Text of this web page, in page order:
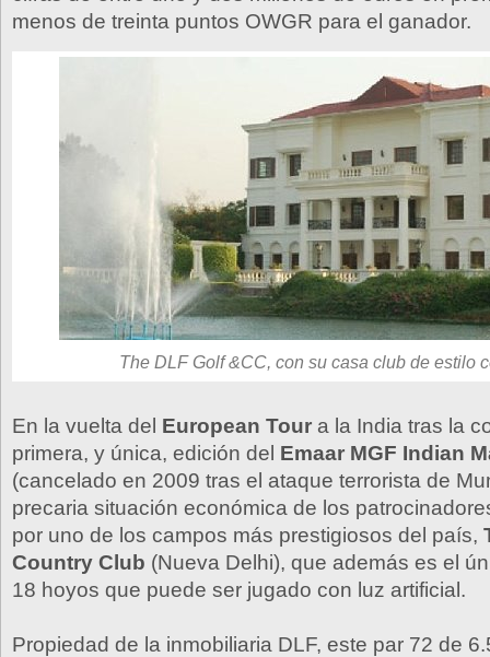
menos de treinta puntos OWGR para el ganador.
The DLF Golf &CC, con su casa club de estilo
En la vuelta del European Tour a la India tras la
primera, y única, edición del Emaar MGF Indian
(cancelado en 2009 tras el ataque terrorista de
precaria situación económica de los
por uno de los campos más prestigiosos del país,
Country Club (Nueva Delhi), que además es el
18 hoyos que puede ser jugado con luz artificial.
Propiedad de la inmobiliaria DLF, este par 72 de